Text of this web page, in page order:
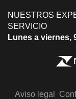
NUESTROS
SERVICIO
Lunes a viernes,
Aviso legal